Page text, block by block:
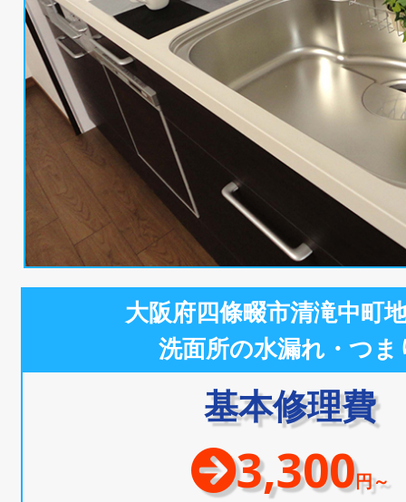
大阪府四條畷市清滝中町
洗面所の水漏れ・つま
基本修理費
3,300円～